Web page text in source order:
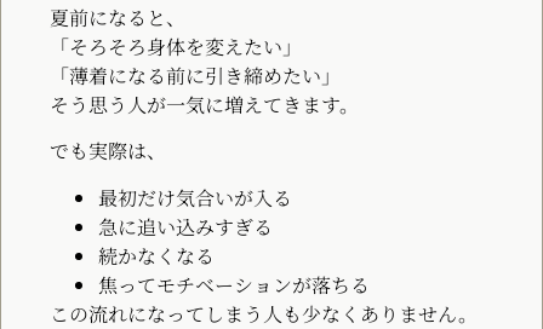
夏前になると、
「そろそろ身体を変えたい」
「薄着になる前に引き締めたい」
そう思う人が一気に増えてきます。
でも実際は、
最初だけ気合いが入る
急に追い込みすぎる
続かなくなる
焦ってモチベーションが落ちる
この流れになってしまう人も少なくありません。